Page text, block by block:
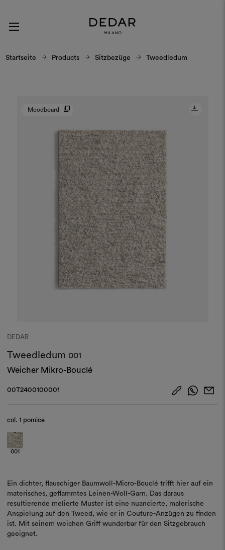
Startseite Products Sitzbezüge Tweedledum
Moodboard
DEDAR
Tweedledum 001
Weicher Mikro-Bouclé
00T2400100001
col.1 pomice
001
Ein dichter, flauschiger Baumwoll-Micro-Bouclé trifft hier auf ein
materisches, geflammtes Leinen-Woll-Garn. Das daraus
resultierende melierte Muster ist eine nuancierte, malerische
Anspielung auf den Tweed, wie er in Couture-Anzügen zu finden
ist. Mit seinem weichen Griff wunderbar für den Sitzgebrauch
geeignet.